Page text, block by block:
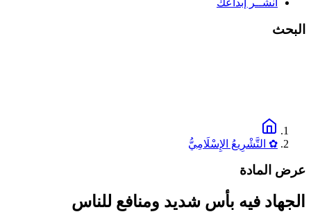
انشــر إبداعك
البحث
✿ التَّشْرِيعُ الإِسْلَامِيُّ
عرض المادة
الجهاد فيه بأس شديد ومنافع للناس